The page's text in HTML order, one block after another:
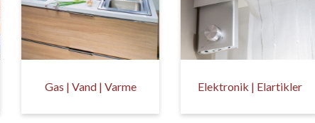
Gas | Vand | Varme Elektronik | Elartikler